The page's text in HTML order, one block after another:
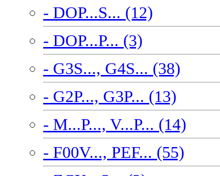
- DOP...S... (12)
- DOP...P... (3)
- G3S..., G4S... (38)
- G2P..., G3P... (13)
- M...P..., V...P... (14)
- F00V..., PEF... (55)